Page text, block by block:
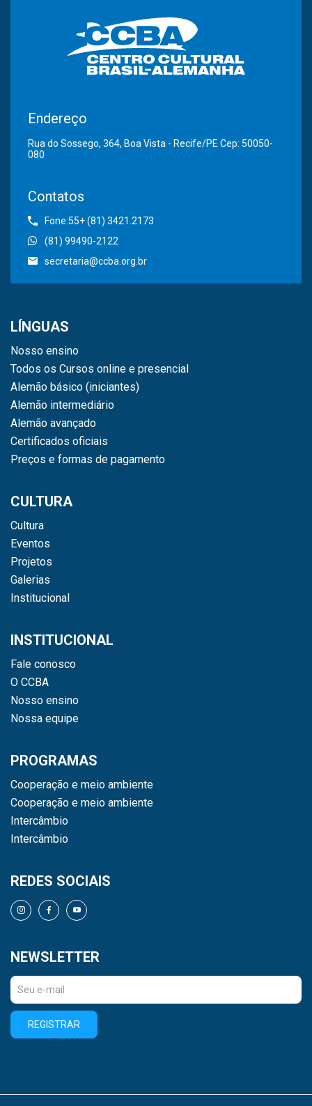
Endereço
Rua do Sossego, 364, Boa Vista - Recife/PE Cep: 50050-
080
Contatos
Fone:55+ (81) 3421.2173
(81) 99490-2122
secretaria@ccba.org.br
LÍNGUAS
Nosso ensino
Todos os Cursos online e presencial
Alemão básico (iniciantes)
Alemão intermediário
Alemão avançado
Certificados oficiais
Preços e formas de pagamento
CULTURA
Cultura
Eventos
Projetos
Galerias
Institucional
INSTITUCIONAL
Fale conosco
O CCBA
Nosso ensino
Nossa equipe
PROGRAMAS
Cooperação e meio ambiente
Cooperação e meio ambiente
Intercâmbio
Intercâmbio
REDES SOCIAIS
NEWSLETTER
REGISTRAR